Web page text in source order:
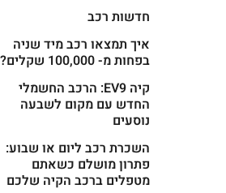
חדשות רכב
איך תמצאו רכב מיד שניה
בפחות מ- 100,000 שקלים?
קיה EV9: הרכב החשמלי
החדש עם מקום לשבעה
נוסעים
השכרת רכב ליום או שבוע:
פתרון מושלם כשאתם
מטפלים ברכב הקיה שלכם